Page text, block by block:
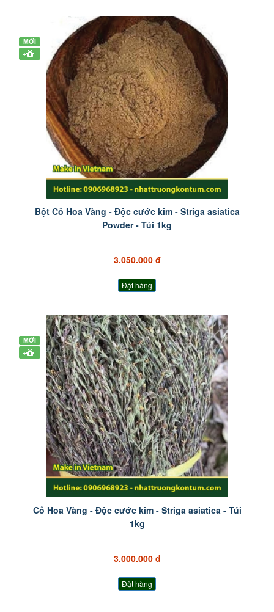
MỚI
+
Bột Cỏ Hoa Vàng - Độc cước kim - Striga asiatica
Powder - Túi 1kg
3.050.000 đ
Đặt hàng
MỚI
+
Cỏ Hoa Vàng - Độc cước kim - Striga asiatica - Túi
1kg
3.000.000 đ
Đặt hàng